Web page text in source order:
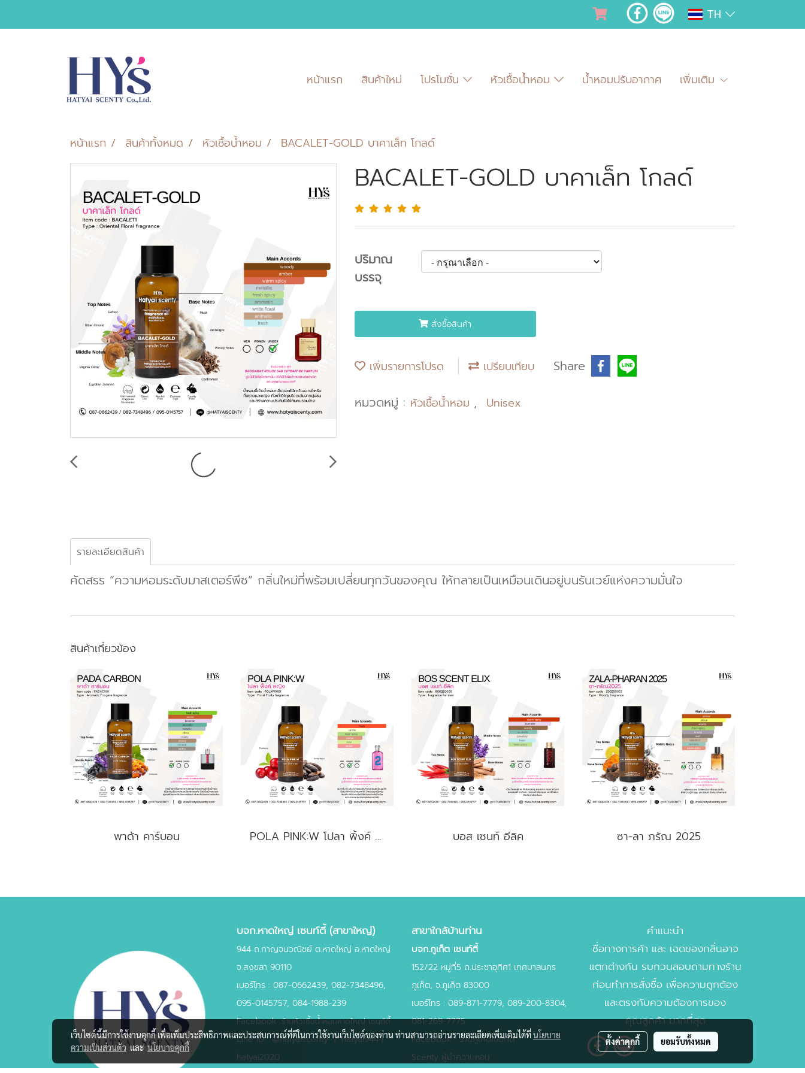
TH
หน้าแรก สินค้าใหม่ โปรโมชั่น หัวเชื้อน้ำหอม น้ำหอมปรับอากาศ เพิ่มเติม
หน้าแรก สินค้าทั้งหมด หัวเชื้อน้ำหอม BACALET-GOLD บาคาเล็ท โกลด์
BACALET-GOLD บาคาเล็ท โกลด์
ปริมาณ
บรรจุ
สั่งซื้อสินค้า
เพิ่มรายการโปรด เปรียบเทียบ Share
หมวดหมู่ : หัวเชื้อน้ำหอม , Unisex
รายละเอียดสินค้า
คัดสรร “ความหอมระดับมาสเตอร์พีซ” กลิ่นใหม่ที่พร้อมเปลี่ยนทุกวันของคุณ ให้กลายเป็นเหมือนเดินอยู่บนรันเวย์แห่งความมั่นใจ
สินค้าเกี่ยวข้อง
พาด้า คาร์บอน POLA PINK:W โปลา พิ้งค์ หญิง บอส เซนท์ อีลิค ซา-ลา ภรัณ 2025
บจก.หาดใหญ่ เซนท์ตี้ (สาขาใหญ่)
944 ถ.กาญจนวณิชย์ ต.หาดใหญ่ อ.หาดใหญ่
จ.สงขลา 90110
เบอร์โทร : 087-0662439, 082-7348496,
095-0145757, 084-1988-239
Facebook :ร้านหัวเชื้อน้ำหอมหาดใหญ่ เซนท์ตี้
Line ID :@haiyaiscenty|hatyai944 |
hatyai2020
สาขาใกล้บ้านท่าน
บจก.ภูเก็ต เซนท์ตี้
152/22 หมู่ที่5 ถ.ประชาอุทิศ1 เทศบาลนคร
ภูเก็ต, จ.ภูเก็ต 83000
เบอร์โทร : 089-871-7779, 089-200-8304,
081-269-7775
Facebook : ร้านภูเก็ตเซนท์ตี้
Scenty ผู้นำความหอม
คำแนะนำ
ชื่อทางการค้า และ เฉดของกลิ่นอาจ
แตกต่างกัน รบกวนสอบถามทางร้าน
ก่อนทำการสั่งซื้อ เพื่อความถูกต้อง
และตรงกับความต้องการของ
คุณลูกค้า มากที่สุด
เว็บไซต์นี้มีการใช้งานคุกกี้ เพื่อเพิ่มประสิทธิภาพและประสบการณ์ที่ดีในการใช้งานเว็บไซต์ของท่าน ท่านสามารถอ่านรายละเอียดเพิ่มเติมได้ที่นโยบาย
ความเป็นส่วนตัวและนโยบายคุกกี้
ตั้งค่าคุกกี้ ยอมรับทั้งหมด